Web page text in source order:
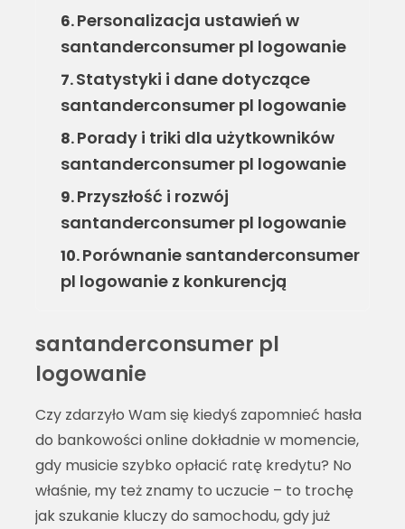
6.Personalizacja ustawień w
santanderconsumer pl logowanie
7.Statystyki i dane dotyczące
santanderconsumer pl logowanie
8.Porady i triki dla użytkowników
santanderconsumer pl logowanie
9.Przyszłość i rozwój
santanderconsumer pl logowanie
10.Porównanie santanderconsumer
pl logowanie z konkurencją
santanderconsumer pl
logowanie
Czy zdarzyło Wam się kiedyś zapomnieć hasła
do bankowości online dokładnie w momencie,
gdy musicie szybko opłacić ratę kredytu? No
właśnie, my też znamy to uczucie – to trochę
jak szukanie kluczy do samochodu, gdy już